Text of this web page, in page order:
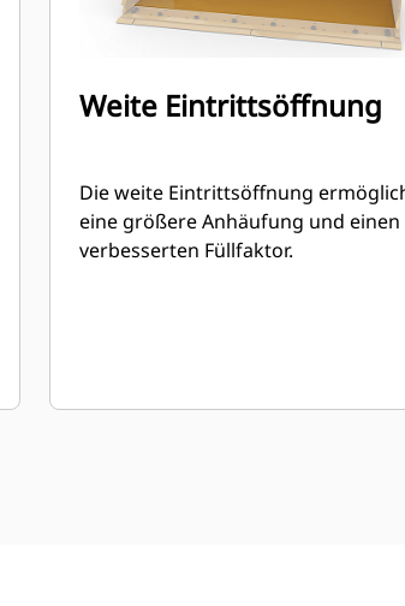
Weite Eintrittsöffnung
Die weite Eintrittsöffnung
eine größere Anhäufung und einen
verbesserten Füllfaktor.